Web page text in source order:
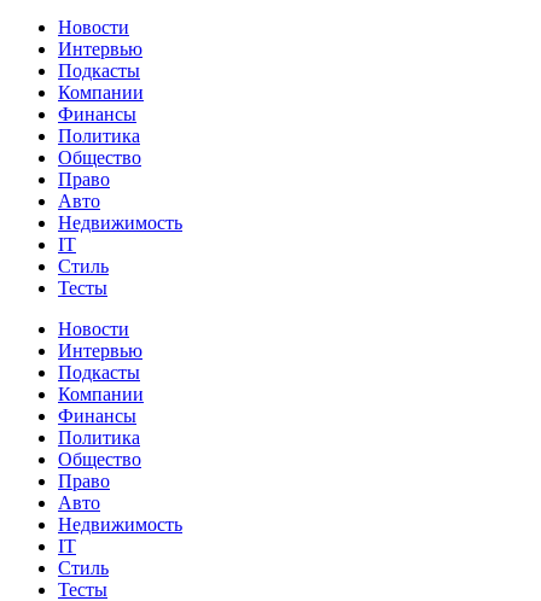
Новости
Интервью
Подкасты
Компании
Финансы
Политика
Общество
Право
Авто
Недвижимость
IT
Стиль
Тесты
Новости
Интервью
Подкасты
Компании
Финансы
Политика
Общество
Право
Авто
Недвижимость
IT
Стиль
Тесты